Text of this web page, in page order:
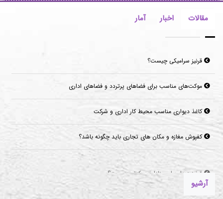
مقالات اخبار آمار
قرنیز سرامیکی چیست؟
موکت‌های مناسب برای فضاهای پرتردد و فضاهای اداری
کاغذ دیواری مناسب محیط کار اداری و شرکت
کفپوش مغازه و مکان های تجاری باید چگونه باشد؟
قرنیز دیوار برای منازل مسکونی چیست؟
آرشیو